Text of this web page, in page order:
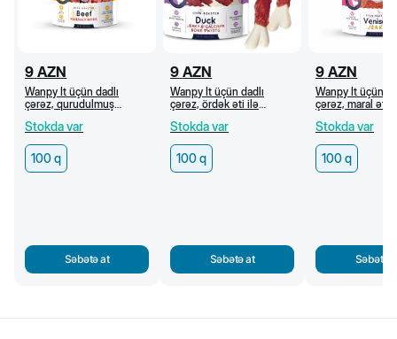
9 AZN
Wanpy İt üçün dadlı
çərəz, qurudulmuş
100 q
Stokda var
100 q
Səbətə at
9 AZN
Wanpy İt üçün dadlı
çərəz, ördək əti ilə
Stokda var
100 q
Səbətə at
9 AZN
Wanpy İt üçün
çərəz, maral
Stokda var
100 q
Səbətə